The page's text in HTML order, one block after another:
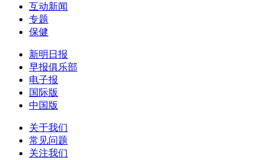
互动新闻
专题
保健
新明日报
早报俱乐部
电子报
国际版
中国版
关于我们
常见问题
关注我们